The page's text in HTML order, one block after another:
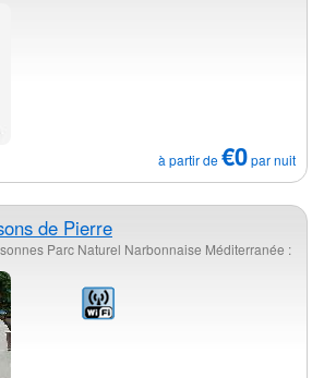
à partir de€0par nuit
de Pierre
Parc Naturel Narbonnaise Méditerranée :